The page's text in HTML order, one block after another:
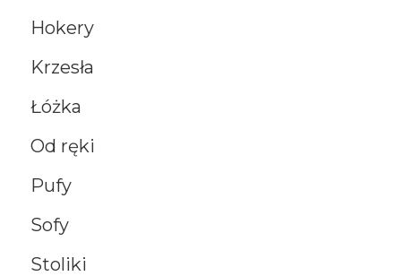
Hokery
Krzesła
Łóżka
Od ręki
Pufy
Sofy
Stoliki